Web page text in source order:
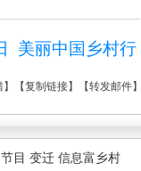
美丽中国乡村行
】【复制链接】【转发邮件
目 变迁 信息富乡村